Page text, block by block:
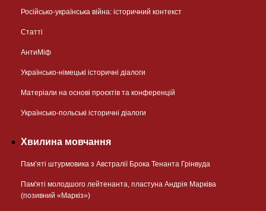
Російсько-українська війна: історичний контекст
Статті
АнтиМіф
Українсько-німецькі історичні діалоги
Матеріали на основі проєктів та конференцій
Українсько-польські історичні діалоги
Хвилина мовчання
Пам’яті штурмовика з Австралії Брока Тенанта Грінвуда
Пам'яті молодшого лейтенанта, пластуна Андрія Марківа
(позивний «Маркіз»)